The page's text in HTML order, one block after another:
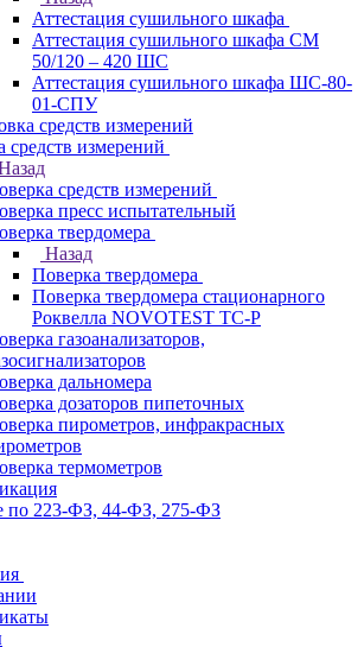
Аттестация сушильного шкафа
Аттестация сушильного шкафа СМ
50/120 – 420 ШС
Аттестация сушильного шкафа ШС-80-
01-СПУ
средств измерений
средств измерений
средств измерений
пресс испытательный
твердомера
Назад
Поверка твердомера
Поверка твердомера стационарного
Роквелла NOVOTEST TС-Р
газоанализаторов,
дальномера
дозаторов пипеточных
пирометров, инфракрасных
термометров
по 223-ФЗ, 44-ФЗ, 275-ФЗ